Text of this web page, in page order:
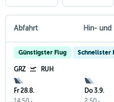
Abfahrt Hin- und
Günstigster Flug Schnellster
GRZ RUH
Fr 28.8.
Do 3.9.